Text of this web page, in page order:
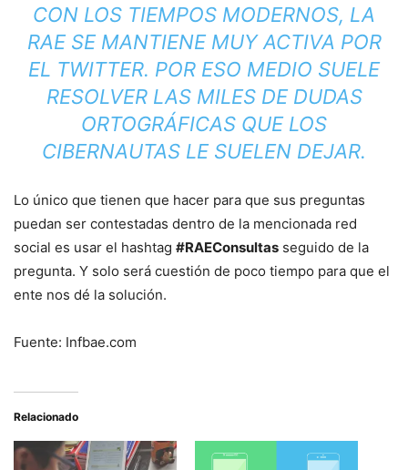
CON LOS TIEMPOS MODERNOS, LA
RAE SE MANTIENE MUY ACTIVA POR
EL TWITTER. POR ESO MEDIO SUELE
RESOLVER LAS MILES DE DUDAS
ORTOGRÁFICAS QUE LOS
CIBERNAUTAS LE SUELEN DEJAR.
Lo único que tienen que hacer para que sus preguntas
puedan ser contestadas dentro de la mencionada red
social es usar el hashtag #RAEConsultas seguido de la
pregunta. Y solo será cuestión de poco tiempo para que el
ente nos dé la solución.
Fuente: Infbae.com
Relacionado